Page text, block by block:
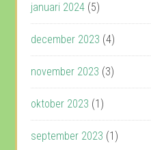
januari 2024 (5)
december 2023 (4)
november 2023 (3)
oktober 2023 (1)
september 2023 (1)